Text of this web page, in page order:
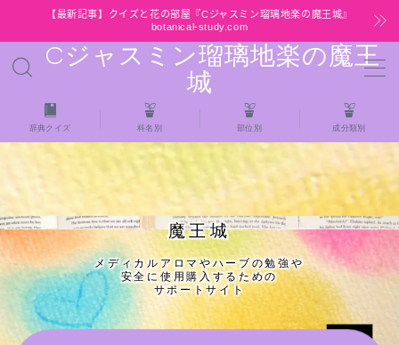
【最新記事】クイズと花の部屋『Cジャスミン瑠璃地楽の魔王城』
botanical-study.com
Cジャスミン瑠璃地楽の魔王
城
MENU
HOME
【最新】クイズと花の部屋
★全種/アロマハーブスパイス基材 プチ辞典ク
イズ＆プチ辞典
★アロマ検定＋αクイズ
★アロマハーブ傾向チェック
辞典クイズ 科名別 部位別 成分類別
魔王城
メディカルアロマやハーブの勉強や
安全に使用購入するための
サポートサイト